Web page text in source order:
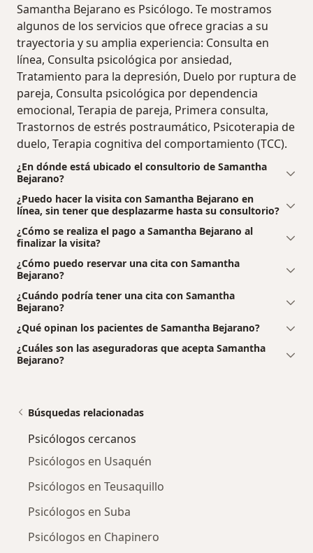
Samantha Bejarano es Psicólogo. Te mostramos
algunos de los servicios que ofrece gracias a su
trayectoria y su amplia experiencia: Consulta en
línea, Consulta psicológica por ansiedad,
Tratamiento para la depresión, Duelo por ruptura de
pareja, Consulta psicológica por dependencia
emocional, Terapia de pareja, Primera consulta,
Trastornos de estrés postraumático, Psicoterapia de
duelo, Terapia cognitiva del comportamiento (TCC).
¿En dónde está ubicado el consultorio de Samantha
Bejarano?
¿Puedo hacer la visita con Samantha Bejarano en
línea, sin tener que desplazarme hasta su consultorio?
¿Cómo se realiza el pago a Samantha Bejarano al
finalizar la visita?
¿Cómo puedo reservar una cita con Samantha
Bejarano?
¿Cuándo podría tener una cita con Samantha
Bejarano?
¿Qué opinan los pacientes de Samantha Bejarano?
¿Cuáles son las aseguradoras que acepta Samantha
Bejarano?
Búsquedas relacionadas
Psicólogos cercanos
Psicólogos en Usaquén
Psicólogos en Teusaquillo
Psicólogos en Suba
Psicólogos en Chapinero